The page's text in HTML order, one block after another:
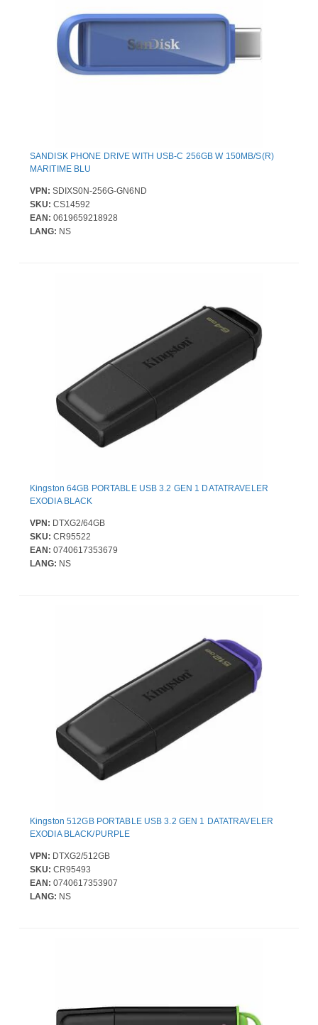
SANDISK PHONE DRIVE WITH USB-C 256GB W 150MB/S(R)
MARITIME BLU
VPN: SDIXS0N-256G-GN6ND
SKU: CS14592
EAN: 0619659218928
LANG: NS
Kingston 64GB PORTABLE USB 3.2 GEN 1 DATATRAVELER
EXODIA BLACK
VPN: DTXG2/64GB
SKU: CR95522
EAN: 0740617353679
LANG: NS
Kingston 512GB PORTABLE USB 3.2 GEN 1 DATATRAVELER
EXODIA BLACK/PURPLE
VPN: DTXG2/512GB
SKU: CR95493
EAN: 0740617353907
LANG: NS